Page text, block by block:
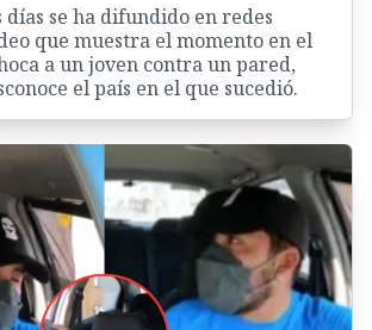
días se ha difundido en redes
que muestra el momento en el
a un joven contra un pared,
el país en el que sucedió.